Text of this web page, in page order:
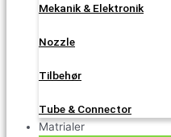
Mekanik & Elektronik
Nozzle
Tilbehør
Tube & Connector
Matrialer